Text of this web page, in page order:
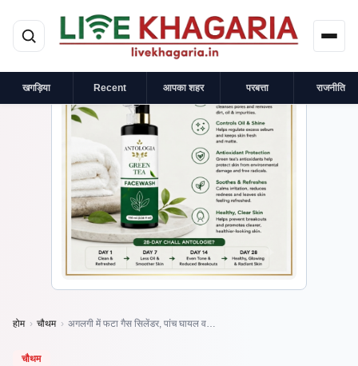
मुख्य सामग्री पर जाएं
खगड़िया Recent आपका शहर परबत्ता राजनीति
×
प्रायोजित
होम › चौथम › अगलगी में फटा गैस सिलेंडर, पांच घायल व…
चौथम